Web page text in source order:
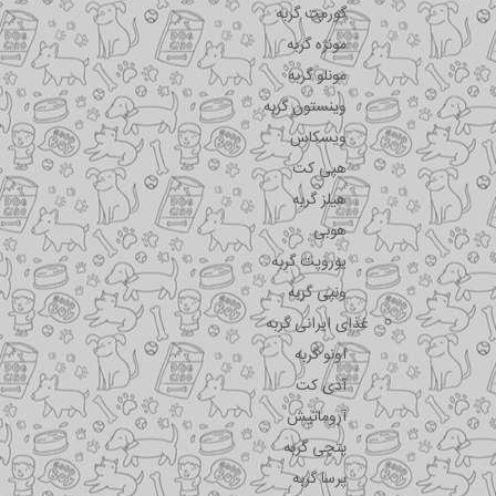
گورمت گربه
مونژه گربه
مونلو گربه
وینستون گربه
ویسکاس
هپی کت
هیلز گربه
هوبی
یوروپت گربه
ونپی گربه
غذای ایرانی گربه
اونو گربه
آدی کت
آروماتیش
پتچی گربه
پرسا گربه